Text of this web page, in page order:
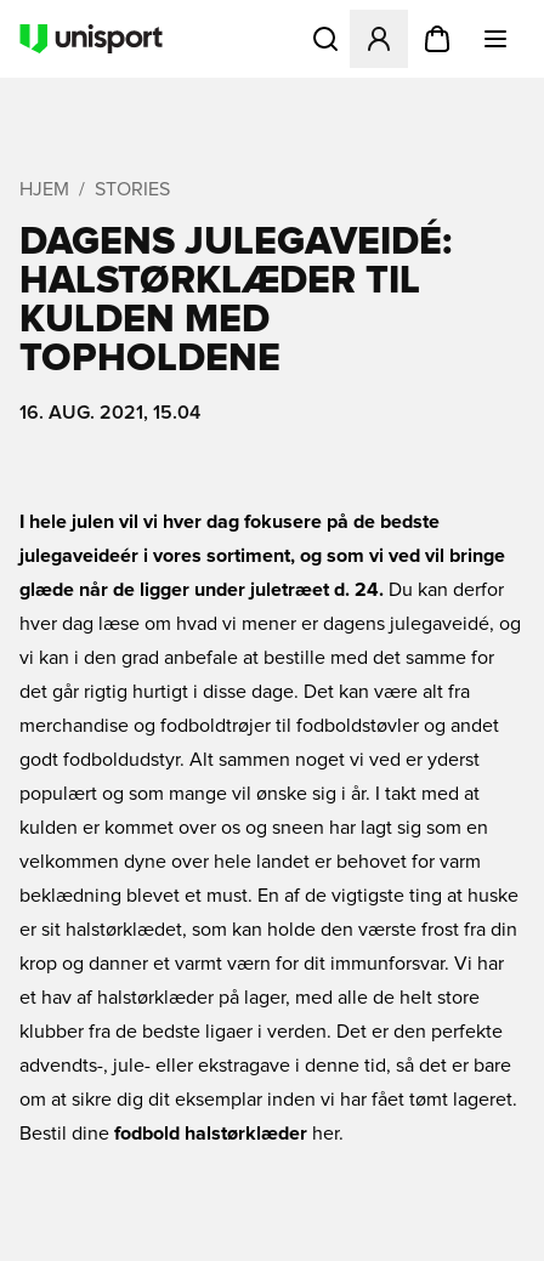
Åbner en Modal til at
HJEM STORIES
DAGENS JULEGAVEIDÉ:
HALSTØRKLÆDER TIL
KULDEN MED
TOPHOLDENE
16. AUG. 2021, 15.04
I hele julen vil vi hver dag fokusere på de bedste
julegaveideér i vores sortiment, og som vi ved vil bringe
glæde når de ligger under juletræet d. 24. Du kan derfor
hver dag læse om hvad vi mener er dagens julegaveidé, og
vi kan i den grad anbefale at bestille med det samme for
det går rigtig hurtigt i disse dage. Det kan være alt fra
merchandise og fodboldtrøjer til fodboldstøvler og andet
godt fodboldudstyr. Alt sammen noget vi ved er yderst
populært og som mange vil ønske sig i år. I takt med at
kulden er kommet over os og sneen har lagt sig som en
velkommen dyne over hele landet er behovet for varm
beklædning blevet et must. En af de vigtigste ting at huske
er sit halstørklædet, som kan holde den værste frost fra din
krop og danner et varmt værn for dit immunforsvar. Vi har
et hav af halstørklæder på lager, med alle de helt store
klubber fra de bedste ligaer i verden. Det er den perfekte
advendts-, jule- eller ekstragave i denne tid, så det er bare
om at sikre dig dit eksemplar inden vi har fået tømt lageret.
Bestil dine fodbold halstørklæder her.